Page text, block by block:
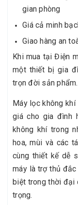
gian phòng
Giá cả minh
Giao hàng an
Khi mua tại Điện
một thiết bị gia
trọn đời sản phẩm.
Máy lọc không
giá cho gia đình
không khí trong
hoa, mùi và các
cùng thiết kế dễ
máy là trợ thủ
biệt trong thời đại
trọng.